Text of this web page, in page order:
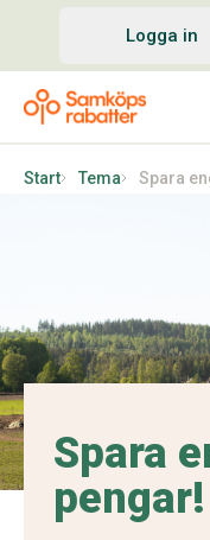
Logga in
Start Tema Spara
Spara
pengar!